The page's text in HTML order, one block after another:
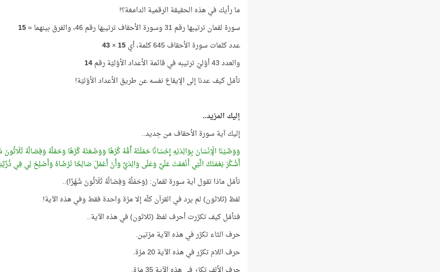
ما رأيك في هذه الحقيقة الرقمية الدامغة؟!
سورة لقمان ترتيبها رقم 31 وسورة الأحقاف ترتيبها رقم 46، والفرق بينهما =
15
عدد كلمات سورة الأحقاف 645 كلمة، أي
15
×
43
والعدد 43 أوّليّ ترتيبه في قائمة الأعداد الأوّليّة رقم
14
تأمّل كيف عدنا إلى الإيقاع نفسه عن طريق الأعداد الأوّليّة!
إليك المزيد..
إليك آية سورة الأحقاف من جديد..
وَوَصَّيْنَا الْإِنْسَانَ بِوَالِدَيْهِ إِحْسَانًا حَمَلَتْهُ أُمُّهُ كُرْهًا وَوَضَعَتْهُ كُرْهًا وَحَمْلُهُ وَفِصَالُهُ
أَشْكُرَ نِعْمَتَكَ الَّتِي أَنْعَمْتَ عَلَيَّ وَعَلَى وَالِدَيَّ وَأَنْ أَعْمَلَ صَالِحًا تَرْضَاهُ وَأَصْلِحْ لِي فِي
تأمّل ماذا تقول آية سورة لقمان: (وَحَمْلُهُ وَفِصَالُهُ ثَلَاثُونَ شَهْرًا)..
لفظ (ثلاثون) لم يرد في القرآن كلّه إلا مرّة واحدة فقط وفي هذه الآية!
فتأمّل كيف تكرّرت أحرف لفظ (ثلاثون) في هذه الآية..
حرف الثاء تكرّر في هذه الآية مرّتين.
حرف اللام تكرّر في هذه الآية 20 مرّة.